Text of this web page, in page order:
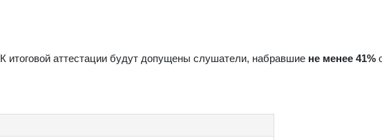
К итоговой аттестации будут допущены слушатели, набравшие не менее 41%